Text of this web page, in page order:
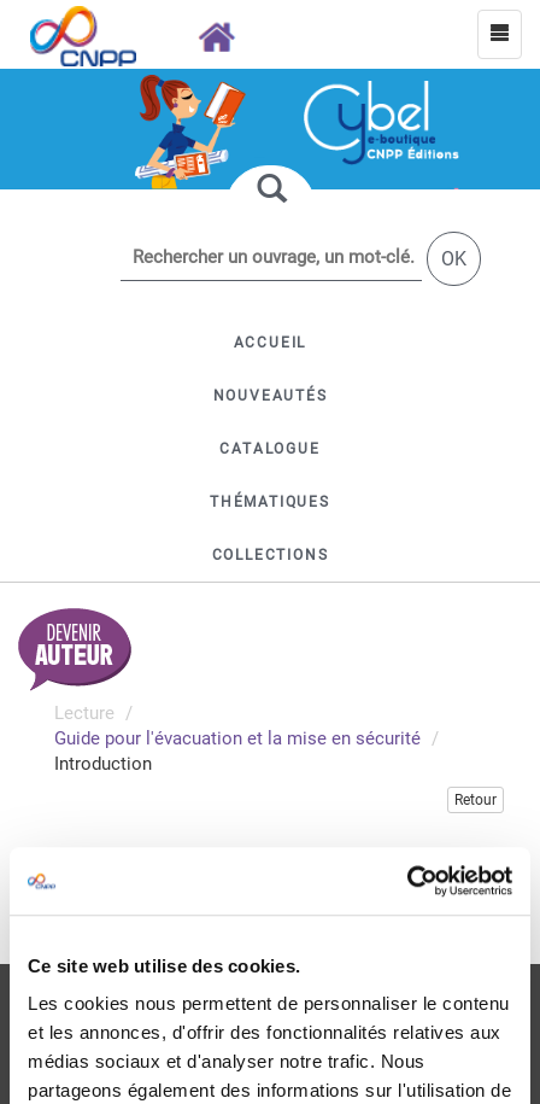
Ce site web utilise des cookies.
Les cookies nous permettent de personnaliser le contenu
et les annonces, d'offrir des fonctionnalités relatives aux
médias sociaux et d'analyser notre trafic. Nous
partageons également des informations sur l'utilisation de
OK
ACCUEIL
NOUVEAUTÉS
CATALOGUE
THÉMATIQUES
COLLECTIONS
Lecture
Guide pour l'évacuation et la mise en sécurité
Introduction
Retour
Veuillez vous connecter pour consulter gratuitement ce